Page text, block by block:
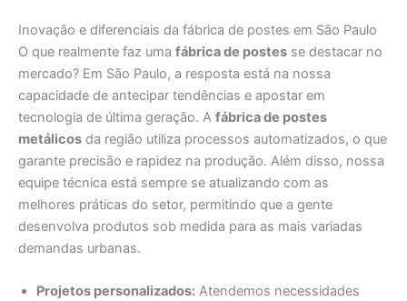
Inovação e diferenciais da fábrica de postes em São Paulo
O que realmente faz uma fábrica de postes se destacar no
mercado? Em São Paulo, a resposta está na nossa
capacidade de antecipar tendências e apostar em
tecnologia de última geração. A fábrica de postes
metálicos da região utiliza processos automatizados, o que
garante precisão e rapidez na produção. Além disso, nossa
equipe técnica está sempre se atualizando com as
melhores práticas do setor, permitindo que a gente
desenvolva produtos sob medida para as mais variadas
demandas urbanas.
Projetos personalizados: Atendemos necessidades